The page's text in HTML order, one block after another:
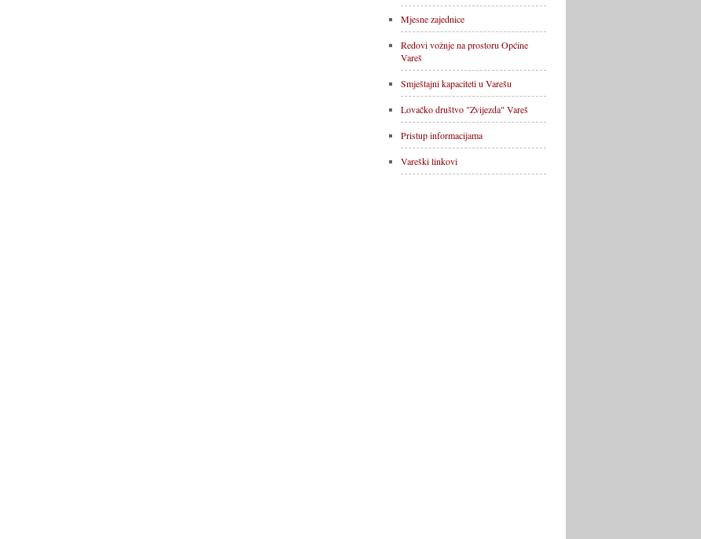
Mjesne zajednice
Redovi vožnje na prostoru Općine
Vareš
Smještajni kapaciteti u Varešu
Lovačko društvo "Zvijezda" Vareš
Pristup informacijama
Vareški linkovi